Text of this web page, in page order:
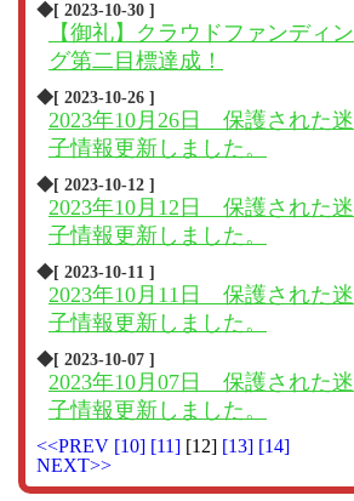
◆[ 2023-10-30 ]
【御礼】クラウドファンディン
グ第二目標達成！
◆[ 2023-10-26 ]
2023年10月26日 保護された迷
子情報更新しました。
◆[ 2023-10-12 ]
2023年10月12日 保護された迷
子情報更新しました。
◆[ 2023-10-11 ]
2023年10月11日 保護された迷
子情報更新しました。
◆[ 2023-10-07 ]
2023年10月07日 保護された迷
子情報更新しました。
<<PREV [10] [11] [12] [13] [14]
NEXT>>